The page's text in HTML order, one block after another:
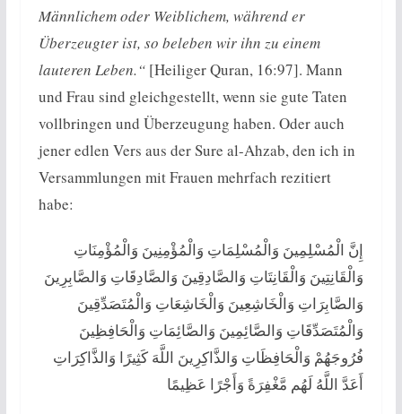
Männlichem oder Weiblichem, während er
Überzeugter ist, so beleben wir ihn zu einem
lauteren Leben.“[Heiliger Quran, 16:97]. Mann
und Frau sind gleichgestellt, wenn sie gute Taten
vollbringen und Überzeugung haben. Oder auch
jener edlen Vers aus der Sure al-Ahzab, den ich in
Versammlungen mit Frauen mehrfach rezitiert
habe:
إِنَّ الْمُسْلِمِينَ وَالْمُسْلِمَاتِ وَالْمُؤْمِنِينَ وَالْمُؤْمِنَاتِ
وَالْقَانِتِينَ وَالْقَانِتَاتِ وَالصَّادِقِينَ وَالصَّادِقَاتِ وَالصَّابِرِينَ
وَالصَّابِرَاتِ وَالْخَاشِعِينَ وَالْخَاشِعَاتِ وَالْمُتَصَدِّقِينَ
وَالْمُتَصَدِّقَاتِ وَالصَّائِمِينَ وَالصَّائِمَاتِ وَالْحَافِظِينَ
فُرُوجَهُمْ وَالْحَافِظَاتِ وَالذَّاكِرِينَ اللَّهَ كَثِيرًا وَالذَّاكِرَاتِ
أَعَدَّ اللَّهُ لَهُم مَّغْفِرَةً وَأَجْرًا عَظِيمًا